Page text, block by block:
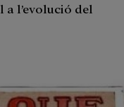
l’evolució del